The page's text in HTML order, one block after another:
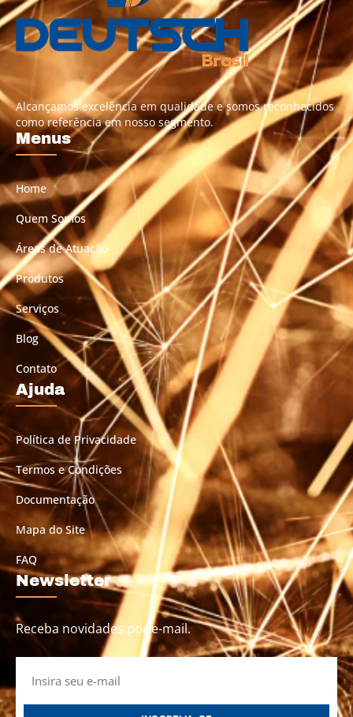
Alcançamos excelência em qualidade e somos reconhecidos
como referência em nosso segmento.
Menus
Home
Quem Somos
Áreas de Atuação
Produtos
Serviços
Blog
Contato
Ajuda
Política de Privacidade
Termos e Condições
Documentação
Mapa do Site
FAQ
Newsletter
Receba novidades por e-mail.